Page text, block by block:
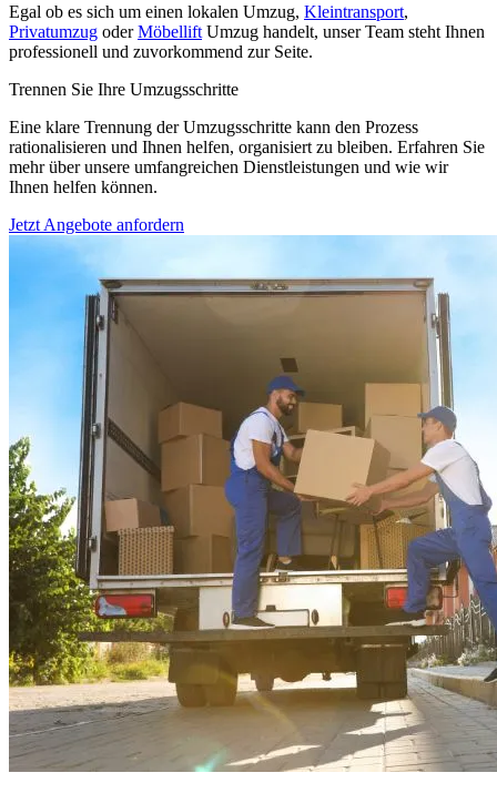
Egal ob es sich um einen lokalen Umzug, Kleintransport,
Privatumzug oderMöbellift Umzug handelt, unser Team steht Ihnen
professionell und zuvorkommend zur Seite.
Trennen Sie Ihre Umzugsschritte
Eine klare Trennung der Umzugsschritte kann den Prozess
rationalisieren und Ihnen helfen, organisiert zu bleiben. Erfahren Sie
mehr über unsere umfangreichen Dienstleistungen und wie wir
Ihnen helfen können.
Jetzt Angebote anfordern